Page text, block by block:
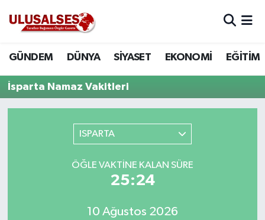
GÜNDEM DÜNYA SİYASET EKONOMİ EĞİTİM
İsparta Namaz Vakitleri
ISPARTA
ÖĞLE VAKTINE KALAN SÜRE
25:24
10 Ağustos 2026
DÜNYA
EKONOMİ
Trafik Durumu
Tüm Manşetler
Son Dakika Haberleri